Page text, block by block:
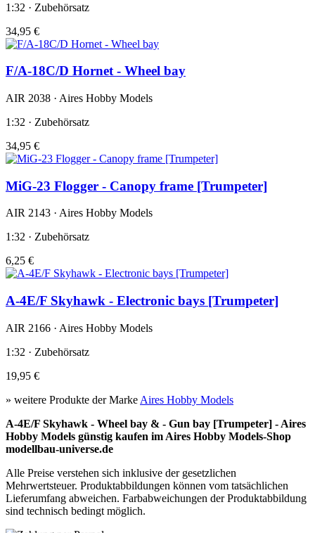
1:32 · Zubehörsatz
34,95 €
F/A-18C/D Hornet - Wheel bay
AIR 2038 · Aires Hobby Models
1:32 · Zubehörsatz
34,95 €
MiG-23 Flogger - Canopy frame [Trumpeter]
AIR 2143 · Aires Hobby Models
1:32 · Zubehörsatz
6,25 €
A-4E/F Skyhawk - Electronic bays [Trumpeter]
AIR 2166 · Aires Hobby Models
1:32 · Zubehörsatz
19,95 €
» weitere Produkte der Marke Aires Hobby Models
A-4E/F Skyhawk - Wheel bay & - Gun bay [Trumpeter] - Aires
Hobby Models günstig kaufen im Aires Hobby Models-Shop
modellbau-universe.de
Alle Preise verstehen sich inklusive der gesetzlichen
Mehrwertsteuer. Produktabbildungen können vom tatsächlichen
Lieferumfang abweichen. Farbabweichungen der Produktabbildung
sind technisch bedingt möglich.